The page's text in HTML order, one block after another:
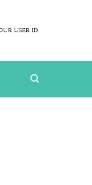
USER ID.